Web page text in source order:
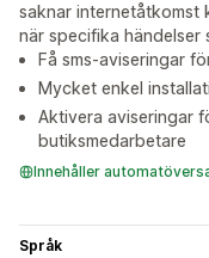
saknar internetåtkomst
när specifika händelser
Få sms-aviseringar
Mycket enkel
Aktivera aviseringar
butiksmedarbetare
Innehåller
Språk